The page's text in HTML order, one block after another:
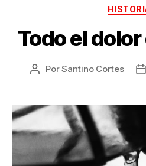
Todo el
Autor
publicación
PorSantino Cortes